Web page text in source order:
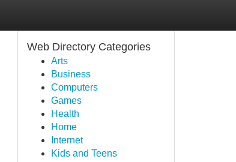
Web Directory Categories
Arts
Business
Computers
Games
Health
Home
Internet
Kids and Teens